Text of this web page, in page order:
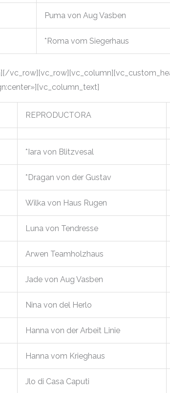
Puma von Aug Vasben
*Roma vom Siegerhaus
REPRODUCTORA
*Iara von Blitzvesal
*Dragan von der Gustav
Wilka von Haus Rugen
Luna von Tendresse
Arwen Teamholzhaus
Jade von Aug Vasben
Nina von del Herlo
Hanna von der Arbeit Linie
Hanna vom Krieghaus
Jlo di Casa Caputi